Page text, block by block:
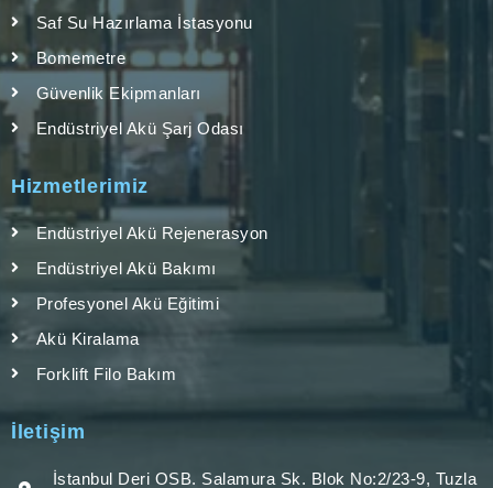
Saf Su Hazırlama İstasyonu
Bomemetre
Güvenlik Ekipmanları
Endüstriyel Akü Şarj Odası
Hizmetlerimiz
Endüstriyel Akü Rejenerasyon
Endüstriyel Akü Bakımı
Profesyonel Akü Eğitimi
Akü Kiralama
Forklift Filo Bakım
İletişim
İstanbul Deri OSB. Salamura Sk. Blok No:2/23-9, Tuzla